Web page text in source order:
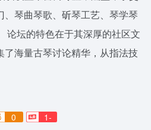
琴曲琴歌、斫琴工艺、琴学琴
论坛的特色在于其深厚的社区文
海量古琴讨论精华，从指法技
0 1-